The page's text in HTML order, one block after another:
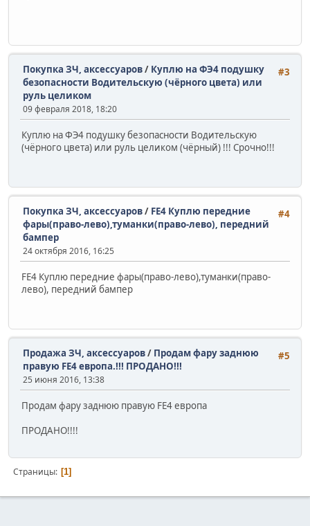
#3
Покупка ЗЧ, аксессуаров/ Куплю на ФЭ4 подушку
безопасности Водительскую (чёрного цвета) или
руль целиком
09 февраля 2018, 18:20
Куплю на ФЭ4 подушку безопасности Водительскую
(чёрного цвета) или руль целиком (чёрный) !!! Срочно!!!
#4
Покупка ЗЧ, аксессуаров/ FE4 Куплю передние
фары(право-лево),туманки(право-лево), передний
бампер
24 октября 2016, 16:25
FE4 Куплю передние фары(право-лево),туманки(право-
лево), передний бампер
#5
Продажа ЗЧ, аксессуаров/ Продам фару заднюю
правую FE4 европа.!!! ПРОДАНО!!!
25 июня 2016, 13:38
Продам фару заднюю правую FE4 европа
ПРОДАНО!!!!
Страницы 1